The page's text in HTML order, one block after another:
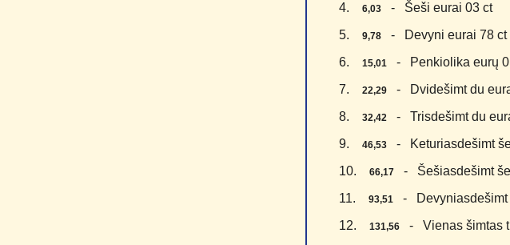
4.
6,03
- Šeši eurai 03 ct
5.
9,78
- Devyni eurai 78 ct
6.
15,01
- Penkiolika eurų
7.
22,29
- Dvidešimt du
8.
32,42
- Trisdešimt du
9.
46,53
- Keturiasdešimt
10.
66,17
- Šešiasdešimt
11.
93,51
- Devyniasdešimt
12.
131,56
- Vienas šimtas